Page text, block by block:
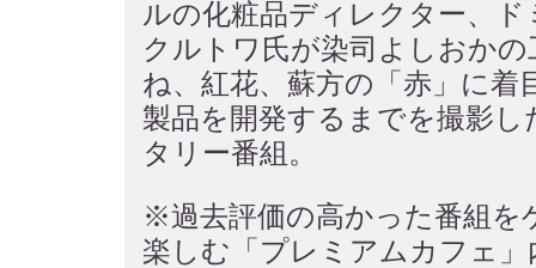
ルの化粧品ディレクター、
クルトワ氏が染司よしおか
ね、紅花、蘇方の「赤」に着
製品を開発するまでを撮影
タリー番組。
※過去評価の高かった番組を
楽しむ「プレミアムカフェ」